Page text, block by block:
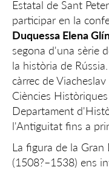
Estatal de Sant
participar en la
Duquessa Elena
segona d'una sèrie
la història de
càrrec de
Ciències
Departament
l'Antiguitat fins a
La figura de la Gran
(1508?–1538) ens